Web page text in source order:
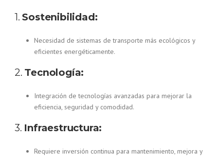
1. Sostenibilidad:
Necesidad de sistemas de transporte más ecológicos y
eficientes energéticamente.
2. Tecnología:
Integración de tecnologías avanzadas para mejorar la
eficiencia, seguridad y comodidad.
3. Infraestructura:
Requiere inversión continua para mantenimiento, mejora y